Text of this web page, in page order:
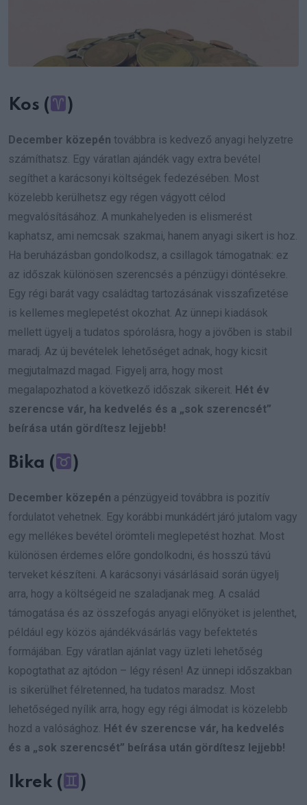
Kos ( )
December közepén továbbra is kedvező anyagi helyzetre
számíthatsz. Egy váratlan ajándék vagy extra bevétel
segíthet a karácsonyi költségek fedezésében. Most
közelebb kerülhetsz egy régen vágyott célod
megvalósításához. A munkahelyeden is elismerést
kaphatsz, ami nemcsak szakmai, hanem anyagi sikert is hoz.
Ha beruházásban gondolkodsz, a csillagok támogatnak: ez
az időszak különösen szerencsés a pénzügyi döntésekre.
Egy régi barát vagy családtag tartozásának visszafizetése
is kellemes meglepetést okozhat. Az ünnepi kiadások
mellett ügyelj a tudatos spórolásra, hogy a jövőben is stabil
maradj. Az új bevételek lehetőséget adnak, hogy kicsit
megjutalmazd magad. Figyelj arra, hogy most
megalapozhatod a következő időszak sikereit. Hét év
szerencse vár, ha kedvelés és a „sok szerencsét”
beírása után gördítesz lejjebb!
Bika ( )
December közepén a pénzügyeid továbbra is pozitív
fordulatot vehetnek. Egy korábbi munkádért járó jutalom vagy
egy mellékes bevétel örömteli meglepetést hozhat. Most
különösen érdemes előre gondolkodni, és hosszú távú
terveket készíteni. A karácsonyi vásárlásaid során ügyelj
arra, hogy a költségeid ne szaladjanak meg. A család
támogatása és az összefogás anyagi előnyöket is jelenthet,
például egy közös ajándékvásárlás vagy befektetés
formájában. Egy váratlan ajánlat vagy üzleti lehetőség
kopogtathat az ajtódon – légy résen! Az ünnepi időszakban
is sikerülhet félretenned, ha tudatos maradsz. Most
lehetőséged nyílik arra, hogy egy régi álmodat is közelebb
hozd a valósághoz. Hét év szerencse vár, ha kedvelés
és a „sok szerencsét” beírása után gördítesz lejjebb!
Ikrek ( )